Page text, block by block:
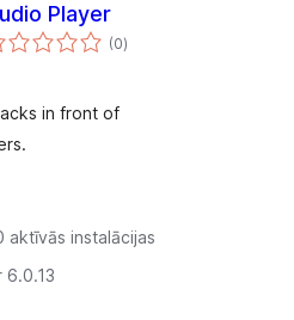
Player
(0vērtējumu
kopsumma
)
in front of
aktīvās instalācijas
6.0.13